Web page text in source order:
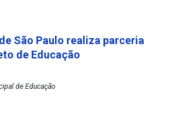
São Paulo realiza parceria
de Educação
de Educação